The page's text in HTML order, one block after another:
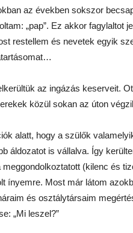
az években sokszor
„pap”. Ez akkor fagylaltot
restellem és nevetek egyik
az ingázás keserveit.
közül sokan az úton
alatt, hogy a szülők
áldozatot is vállalva. Így
(kilenc és
ínyemre. Most már látom
és osztálytársaim
„Mi leszel?”